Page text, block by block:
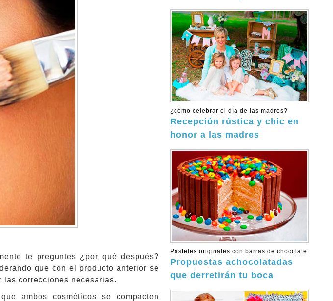
te preguntes ¿por qué después?
que con el producto anterior se
las correcciones necesarias.
ambos cosméticos se compacten
¿cómo celebrar el día de las madres?
Recepción rústica y chic en
honor a las madres
Pasteles originales con barras de chocolate
Propuestas achocolatadas
que derretirán tu boca